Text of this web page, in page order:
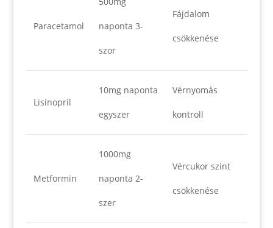
Paracetamol naponta 3-
szor
Fájdalom
csökkenése
Lisinopril
10mg naponta
egyszer
Vérnyomás
kontroll
Metformin
1000mg
naponta 2-
szer
Vércukor szint
csökkenése